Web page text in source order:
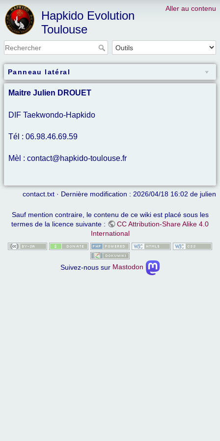
Aller au contenu
Hapkido Evolution
Toulouse
Panneau latéral
Maitre Julien DROUET
DIF Taekwondo-Hapkido
Tél : 06.98.46.69.59
Mèl : contact@hapkido-toulouse.fr
contact.txt · Dernière modification : 2026/04/18 16:02 de julien
Sauf mention contraire, le contenu de ce wiki est placé sous les
termes de la licence suivante :
CC Attribution-Share Alike 4.0
International
Suivez-nous sur Mastodon